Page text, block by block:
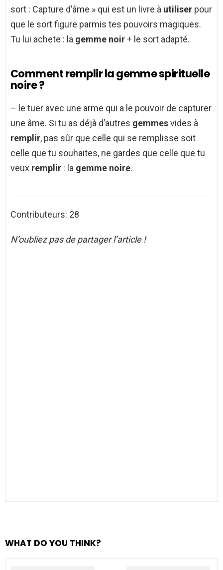
sort : Capture d’âme » qui est un livre à utiliser pour
que le sort figure parmis tes pouvoirs magiques.
Tu lui achete : la gemme noir+ le sort adapté.
Comment remplir la gemme spirituelle
noire ?
– le tuer avec une arme qui a le pouvoir de capturer
une âme. Si tu as déjà d’autres gemmesvides à
remplir, pas sûr que celle qui se remplisse soit
celle que tu souhaites, ne gardes que celle que tu
veux remplir : la gemme noire.
Contributeurs: 28
N’oubliez pas de partager l’article !
WHAT DO YOU THINK?